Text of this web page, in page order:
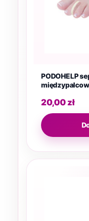
PODOHELP
20,00 zł